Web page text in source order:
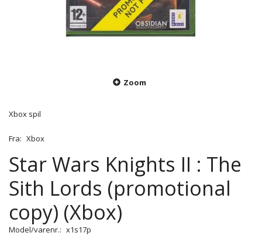
Zoom
Xbox spil
Fra: Xbox
Star Wars Knights II : The
Sith Lords (promotional
copy) (Xbox)
Model/varenr.: x1s17p